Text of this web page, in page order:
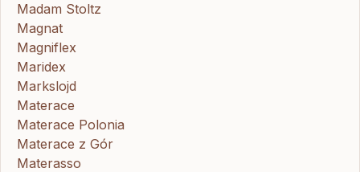
Madam Stoltz
Magnat
Magniflex
Maridex
Markslojd
Materace
Materace Polonia
Materace z Gór
Materasso